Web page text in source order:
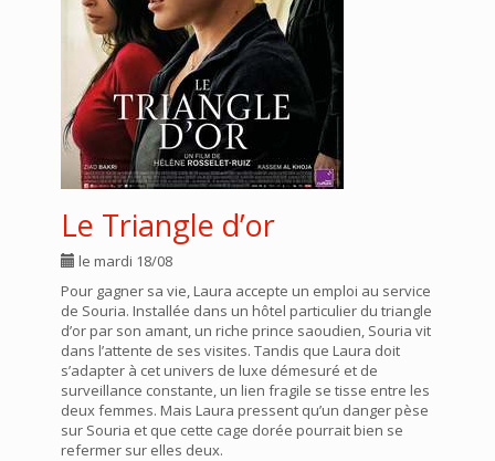
Le Triangle d’or
le mardi 18/08
Pour gagner sa vie, Laura accepte un emploi au service
de Souria. Installée dans un hôtel particulier du triangle
d’or par son amant, un riche prince saoudien, Souria vit
dans l’attente de ses visites. Tandis que Laura doit
s’adapter à cet univers de luxe démesuré et de
surveillance constante, un lien fragile se tisse entre les
deux femmes. Mais Laura pressent qu’un danger pèse
sur Souria et que cette cage dorée pourrait bien se
refermer sur elles deux.